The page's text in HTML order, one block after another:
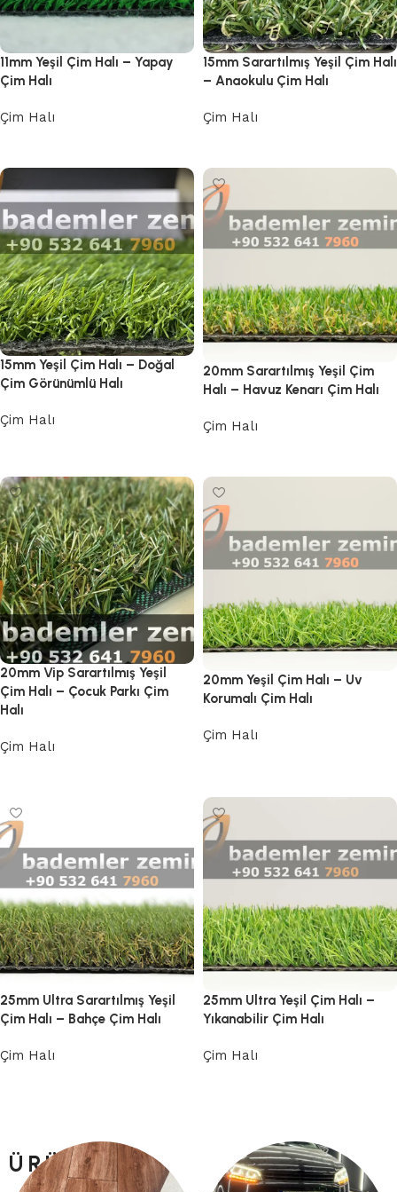
11mm Yeşil Çim Halı – Yapay
Çim Halı
Çim Halı
15mm Sarartılmış Yeşil Çim Halı
– Anaokulu Çim Halı
Çim Halı
15mm Yeşil Çim Halı – Doğal
Çim Görünümlü Halı
Çim Halı
20mm Sarartılmış Yeşil Çim
Halı – Havuz Kenarı Çim Halı
Çim Halı
20mm Vip Sarartılmış Yeşil
Çim Halı – Çocuk Parkı Çim
Halı
Çim Halı
20mm Yeşil Çim Halı – Uv
Korumalı Çim Halı
Çim Halı
25mm Ultra Sarartılmış Yeşil
Çim Halı – Bahçe Çim Halı
Çim Halı
25mm Ultra Yeşil Çim Halı –
Yıkanabilir Çim Halı
Çim Halı
ÜRÜN